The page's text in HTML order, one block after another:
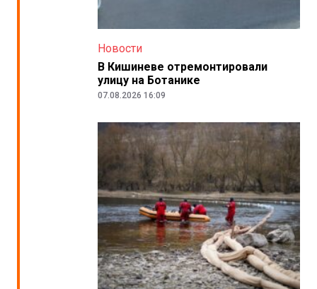
Новости
В Кишиневе отремонтировали
улицу на Ботанике
07.08.2026 16:09